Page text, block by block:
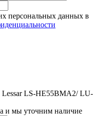
персональных данных в
Lessar LS-HE55BMA2/ LU-
и мы уточним наличие